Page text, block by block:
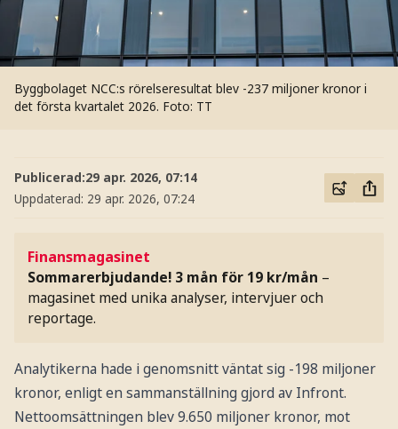
Byggbolaget NCC:s rörelseresultat blev -237 miljoner kronor i
det första kvartalet 2026. Foto: TT
Publicerad:29 apr. 2026, 07:14
Uppdaterad: 29 apr. 2026, 07:24
Finansmagasinet
Sommarerbjudande! 3 mån för 19 kr/mån –
magasinet med unika analyser, intervjuer och
reportage.
Analytikerna hade i genomsnitt väntat sig -198 miljoner
kronor, enligt en sammanställning gjord av Infront.
Nettoomsättningen blev 9.650 miljoner kronor, mot